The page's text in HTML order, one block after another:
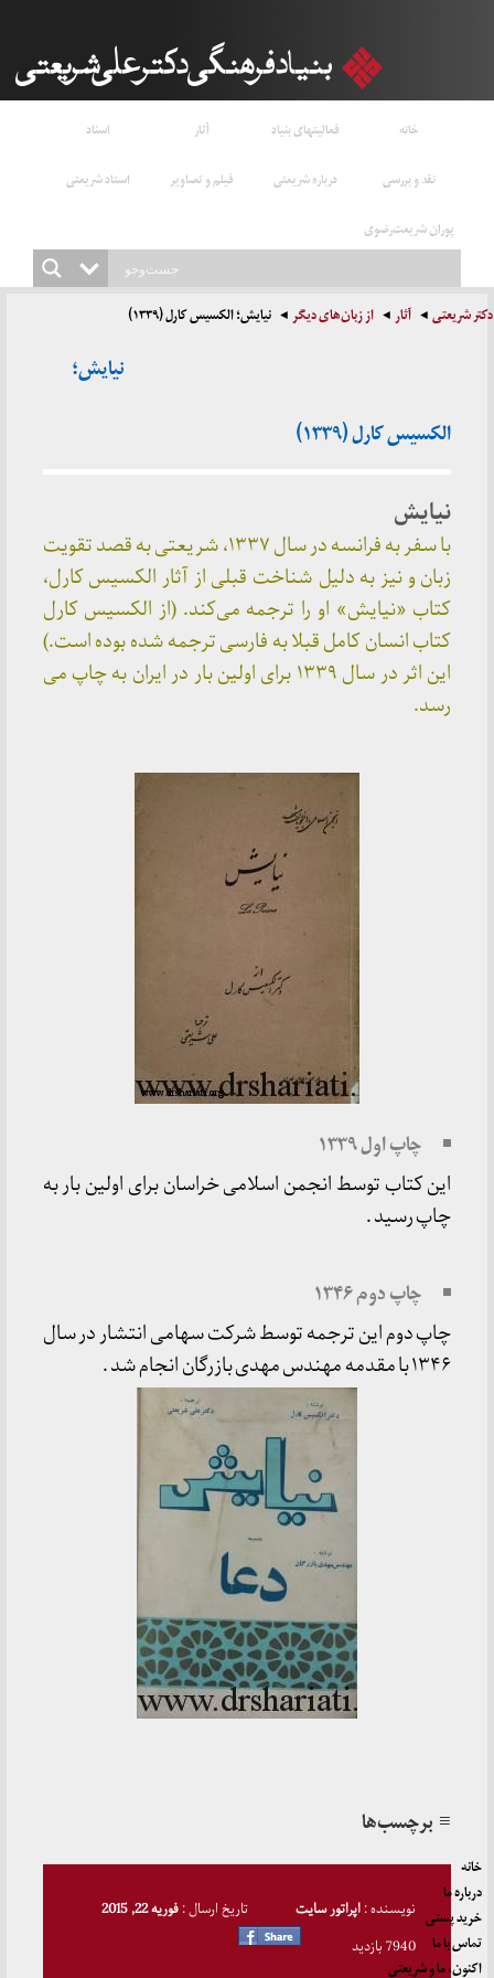
خانه فعالیتهای بنیاد آثار
اسناد
نقد و بررسی
درباره شریعتی فیلم و تصاویر
استاد شریعتی
پوران شریعت‌رضوی
دکتر شریعتی آثار از زبان‌های دیگر نیایش؛ الکسیس کارل (۱۳۳۹)
نیایش؛
الکسیس کارل (۱۳۳۹)
نیایش
با سفر به فرانسه در سال ۱۳۳۷، شریعتی به قصد تقویت
زبان و نیز به دلیل شناخت قبلی از آثار الکسیس کارل،
کتاب «نیایش» او را ترجمه می‌کند. (از الکسیس کارل
کتاب انسان کامل قبلا به فارسی ترجمه شده بوده است.)
این اثر در سال ۱۳۳۹ برای اولین بار در ایران به چاپ می
رسد.
چاپ اول ۱۳۳۹
این کتاب توسط انجمن اسلامی خراسان برای اولین بار به
چاپ رسید .
چاپ دوم ۱۳۴۶
چاپ دوم این ترجمه توسط شرکت سهامی انتشار در سال
۱۳۴۶ با مقدمه مهندس مهدی بازرگان انجام شد .
≡ برچسب‌ها
نویسنده :اپراتور سایت تاریخ ارسال :فوریه 22, 2015
7940 بازدید
خانه
درباره ما
خرید پستی
تماس با ما
اکنون، ما و شریعتی